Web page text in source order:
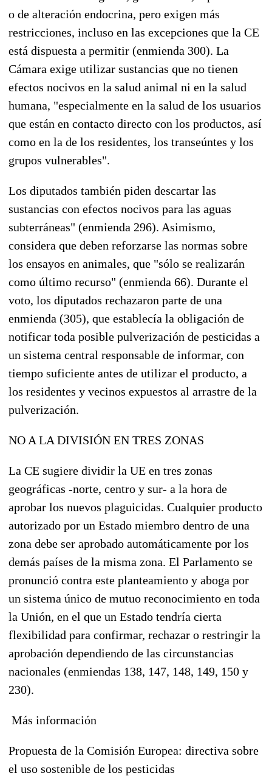
o de alteración endocrina, pero exigen más
restricciones, incluso en las excepciones que la CE
está dispuesta a permitir (enmienda 300). La
Cámara exige utilizar sustancias que no tienen
efectos nocivos en la salud animal ni en la salud
humana, "especialmente en la salud de los usuarios
que están en contacto directo con los productos, así
como en la de los residentes, los transeúntes y los
grupos vulnerables".
Los diputados también piden descartar las
sustancias con efectos nocivos para las aguas
subterráneas" (enmienda 296). Asimismo,
considera que deben reforzarse las normas sobre
los ensayos en animales, que "sólo se realizarán
como último recurso" (enmienda 66). Durante el
voto, los diputados rechazaron parte de una
enmienda (305), que establecía la obligación de
notificar toda posible pulverización de pesticidas a
un sistema central responsable de informar, con
tiempo suficiente antes de utilizar el producto, a
los residentes y vecinos expuestos al arrastre de la
pulverización.
NO A LA DIVISIÓN EN TRES ZONAS
La CE sugiere dividir la UE en tres zonas
geográficas -norte, centro y sur- a la hora de
aprobar los nuevos plaguicidas. Cualquier producto
autorizado por un Estado miembro dentro de una
zona debe ser aprobado automáticamente por los
demás países de la misma zona. El Parlamento se
pronunció contra este planteamiento y aboga por
un sistema único de mutuo reconocimiento en toda
la Unión, en el que un Estado tendría cierta
flexibilidad para confirmar, rechazar o restringir la
aprobación dependiendo de las circunstancias
nacionales (enmiendas 138, 147, 148, 149, 150 y
230).
Más información
Propuesta de la Comisión Europea: directiva sobre
el uso sostenible de los pesticidas